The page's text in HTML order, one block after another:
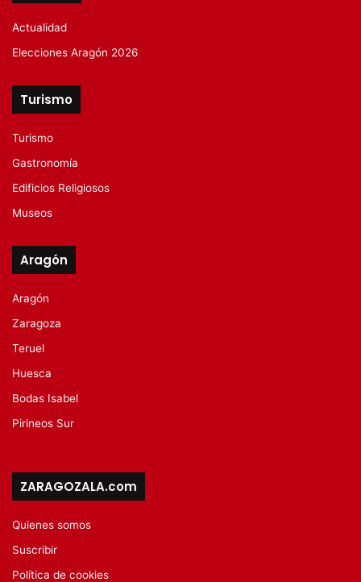
Actualidad
Elecciones Aragón 2026
Turismo
Turismo
Gastronomía
Edificios Religiosos
Museos
Aragón
Aragón
Zaragoza
Teruel
Huesca
Bodas Isabel
Pirineos Sur
ZARAGOZALA.com
Quienes somos
Suscribir
Política de cookies